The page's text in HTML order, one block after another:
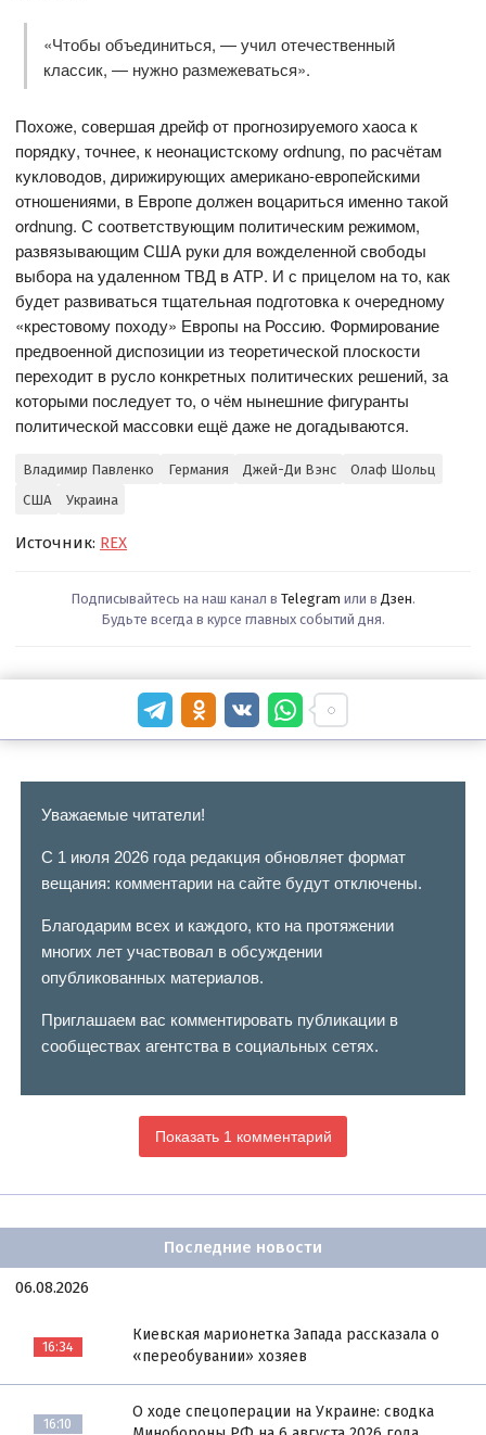
«Чтобы объединиться, — учил отечественный
классик, — нужно размежеваться».
Похоже, совершая дрейф от прогнозируемого хаоса к
порядку, точнее, к неонацистскому ordnung, по расчётам
кукловодов, дирижирующих американо-европейскими
отношениями, в Европе должен воцариться именно такой
ordnung. С соответствующим политическим режимом,
развязывающим США руки для вожделенной свободы
выбора на удаленном ТВД в АТР. И с прицелом на то, как
будет развиваться тщательная подготовка к очередному
«крестовому походу» Европы на Россию. Формирование
предвоенной диспозиции из теоретической плоскости
переходит в русло конкретных политических решений, за
которыми последует то, о чём нынешние фигуранты
политической массовки ещё даже не догадываются.
Владимир Павленко Германия Джей-Ди Вэнс
Олаф Шольц
США
Украина
Источник: REX
Подписывайтесь на наш канал в Telegram или в Дзен.
Будьте всегда в курсе главных событий дня.
Уважаемые читатели!
С 1 июля 2026 года редакция обновляет формат
вещания: комментарии на сайте будут отключены.
Благодарим всех и каждого, кто на протяжении
многих лет участвовал в обсуждении
опубликованных материалов.
Приглашаем вас комментировать публикации в
сообществах агентства в социальных сетях.
Показать 1 комментарий
Последние новости
06.08.2026
16:34
Киевская марионетка Запада рассказала о
«переобувании» хозяев
16:10
О ходе спецоперации на Украине: сводка